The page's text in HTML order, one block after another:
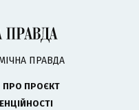
ПРАВДА
ПРО ПРОЄКТ